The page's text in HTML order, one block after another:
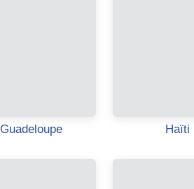
Guadeloupe Haïti